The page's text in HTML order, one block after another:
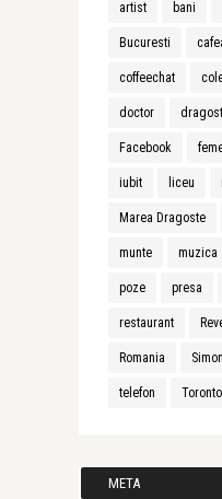
artist bani
Bucuresti
coffeechat
doctor
Facebook
iubit liceu
Marea Dragoste
munte muzica
poze presa
restaurant
Romania
telefon Toronto
META